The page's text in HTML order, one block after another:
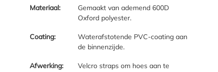
Materiaal:
Gemaakt van ademend 600D
Oxford polyester.
Coating:
Waterafstotende PVC-coating aan
de binnenzijde.
Afwerking:
Velcro straps om hoes aan te